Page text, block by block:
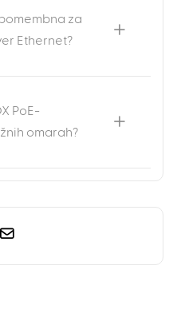
za
Ethernet?
PoE-
omarah?